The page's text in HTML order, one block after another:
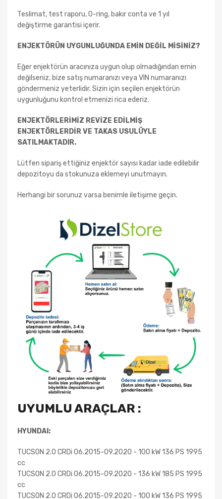
Teslimat, test raporu, O-ring, bakır conta ve 1 yıl
değiştirme garantisi içerir.
ENJEKTÖRÜN UYGUNLUĞUNDA EMİN DEĞİL MİSİNİZ?
Eğer enjektörün aracınıza uygun olup olmadığından emin
değilseniz, bize satış numaranızı veya VIN numaranızı
göndermeniz yeterlidir. Sizin için seçilen enjektörün
uygunluğunu kontrol etmenizi rica ederiz.
ENJEKTÖRLERİMİZ REVİZE EDİLMİŞ
ENJEKTÖRLERDİR VE TAKAS USULÜYLE
SATILMAKTADIR.
Lütfen sipariş ettiğiniz enjektör sayısı kadar iade edilebilir
depozitoyu da stokunuza eklemeyi unutmayın.
Herhangi bir sorunuz varsa benimle iletişime geçin.
UYUMLU ARAÇLAR :
HYUNDAI:
TUCSON 2.0 CRDi 06.2015-09.2020 - 100 kW 136 PS 1995
cc
TUCSON 2.0 CRDi 06.2015-09.2020 - 136 kW 185 PS 1995
cc
TUCSON 2.0 CRDi 06.2015-09.2020 - 100 kW 136 PS 1995